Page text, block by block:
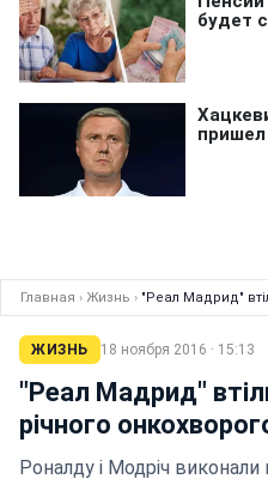
Главная › Жизнь › "Реал Мадрид"
ЖИЗНЬ 18 ноября 2016 · 15:13
"Реал Мадрид"
річного
Роналду і Модріч